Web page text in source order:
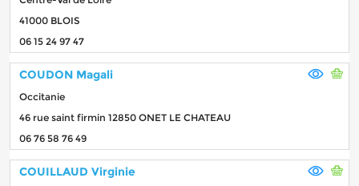
41000 BLOIS
06 15 24 97 47
COUDON Magali
Occitanie
46 rue saint firmin 12850 ONET LE CHATEAU
06 76 58 76 49
COUILLAUD Virginie